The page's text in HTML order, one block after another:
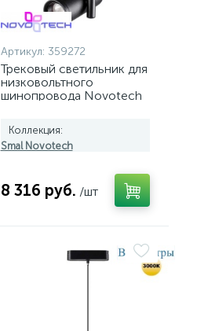
Артикул: 359272
Трековый светильник для
низковольтного
шинопровода Novotech
Коллекция:
Smal Novotech
8 316 руб. /шт